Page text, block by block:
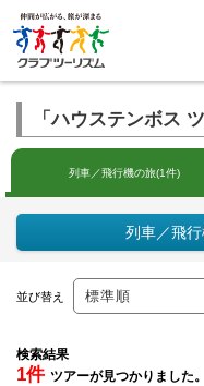
「ハウステンボス
列車／飛行機の旅(1件)
列車／飛
並び替え
検索結果
1件 ツアーが見つかりました。